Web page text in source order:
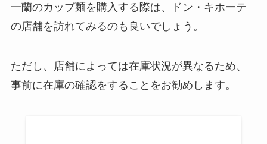
一蘭のカップ麺を購入する際は、ドン・キホーテ
の店舗を訪れてみるのも良いでしょう。
ただし、店舗によっては在庫状況が異なるため、
事前に在庫の確認をすることをお勧めします。